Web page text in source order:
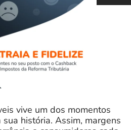
vive um dos momentos
história. Assim, margens